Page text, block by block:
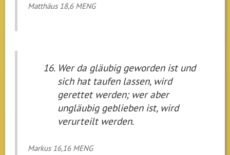
Matthäus 18,6 MENG
Wer da gläubig geworden ist und
sich hat taufen lassen, wird
gerettet werden; wer aber
ungläubig geblieben ist, wird
verurteilt werden.
Markus 16,16 MENG